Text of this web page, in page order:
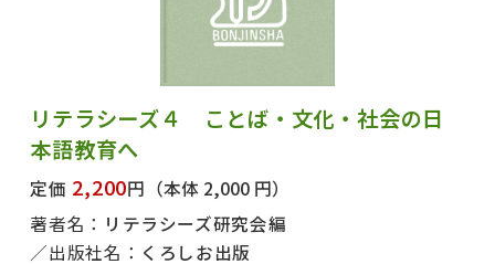
リテラシーズ４ ことば・文化・社会の日
本語教育へ
定価 2,200円 （本体 2,000 円）
著者名： リテラシーズ研究会編
出版社名： くろしお出版